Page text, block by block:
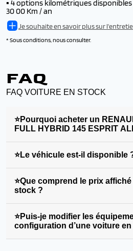
▪️ 4 options kilométriques disponibles
30 00 Km / an
Je souhaite en savoir plus sur
* Sous conditions, nous consulter.
FAQ
FAQ VOITURE EN STOCK
⭐Pourquoi acheter un
FULL HYBRID 145 ESPRIT
⭐Le véhicule est-il disponible
⭐Que comprend le prix
stock ?
⭐Puis-je modifier les
configuration d’une voiture